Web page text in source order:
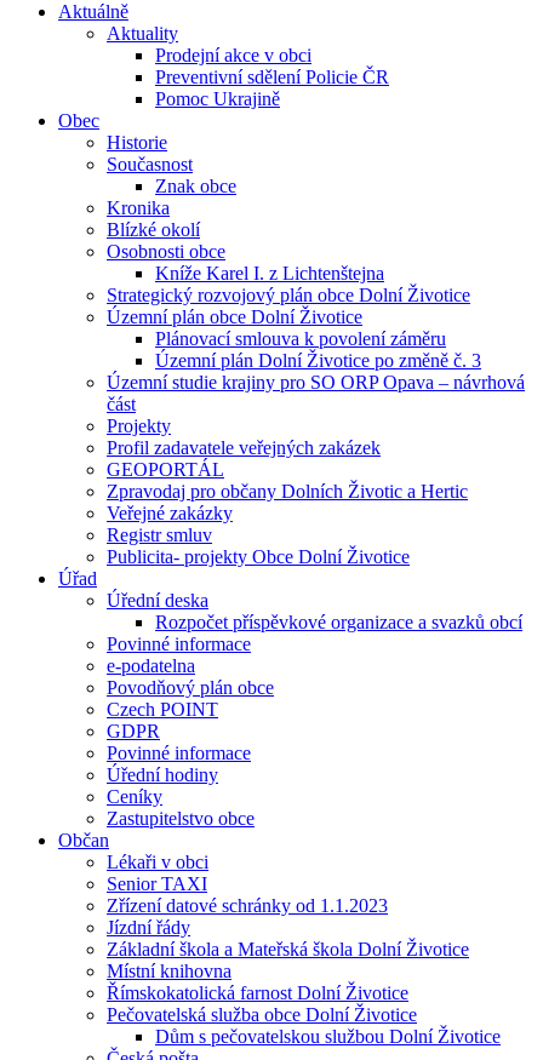
Aktuálně
Aktuality
Prodejní akce v obci
Preventivní sdělení Policie ČR
Pomoc Ukrajině
Obec
Historie
Současnost
Znak obce
Kronika
Blízké okolí
Osobnosti obce
Kníže Karel I. z Lichtenštejna
Strategický rozvojový plán obce Dolní Životice
Územní plán obce Dolní Životice
Plánovací smlouva k povolení záměru
Územní plán Dolní Životice po změně č. 3
Územní studie krajiny pro SO ORP Opava – návrhová
část
Projekty
Profil zadavatele veřejných zakázek
GEOPORTÁL
Zpravodaj pro občany Dolních Životic a Hertic
Veřejné zakázky
Registr smluv
Publicita- projekty Obce Dolní Životice
Úřad
Úřední deska
Rozpočet příspěvkové organizace a svazků obcí
Povinné informace
e-podatelna
Povodňový plán obce
Czech POINT
GDPR
Povinné informace
Úřední hodiny
Ceníky
Zastupitelstvo obce
Občan
Lékaři v obci
Senior TAXI
Zřízení datové schránky od 1.1.2023
Jízdní řády
Základní škola a Mateřská škola Dolní Životice
Místní knihovna
Římskokatolická farnost Dolní Životice
Pečovatelská služba obce Dolní Životice
Dům s pečovatelskou službou Dolní Životice